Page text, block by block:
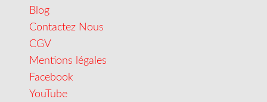
Blog
Contactez Nous
CGV
Mentions légales
Facebook
YouTube